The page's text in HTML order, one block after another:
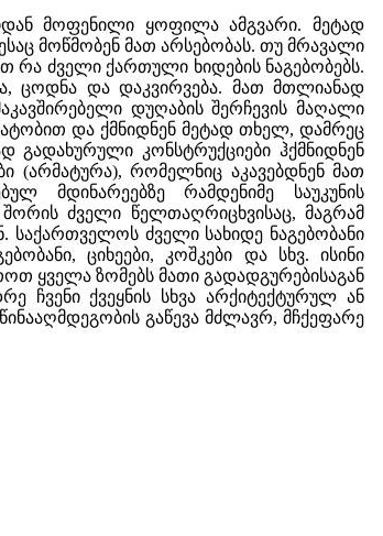
მოფენილი ყოფილა ამგვარი. მეტად
მოწმობენ მათ არსებობას. თუ მრავალი
რა ძველი ქართული ხიდების ნაგებობებს.
ცოდნა და დაკვირვება. მათ მთლიანად
დუღაბის შერჩევის მაღალი
და ქმნიდნენ მეტად თხელ, დამრეც
გადახურული კონსტრუქციები ჰქმნიდნენ
(არმატურა), რომელნიც აკავებდნენ მათ
მდინარეებზე რამდენიმე საუკუნის
შორის ძველი წელთაღრიცხვისაც, მაგრამ
საქართველოს ძველი სახიდე ნაგებობანი
ციხეები, კოშკები და სხვ. ისინი
ყველა ზომებს მათი გადადგურებისაგან
ჩვენი ქვეყნის სხვა არქიტექტურულ ან
გაწევა მძლავრ, მჩქეფარე